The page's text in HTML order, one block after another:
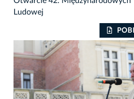
Ludowej